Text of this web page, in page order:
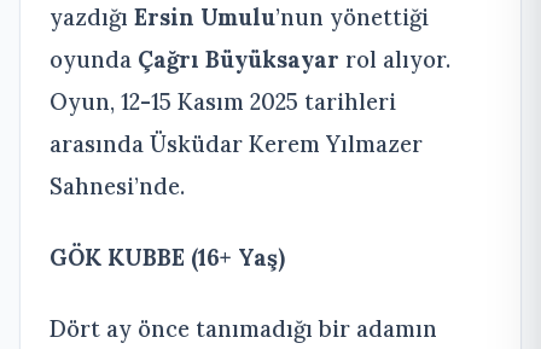
yazdığı Ersin Umulu’nun yönettiği
oyunda Çağrı Büyüksayar rol alıyor.
Oyun, 12-15 Kasım 2025 tarihleri
arasında Üsküdar Kerem Yılmazer
Sahnesi’nde.
GÖK KUBBE (16+ Yaş)
Dört ay önce tanımadığı bir adamın